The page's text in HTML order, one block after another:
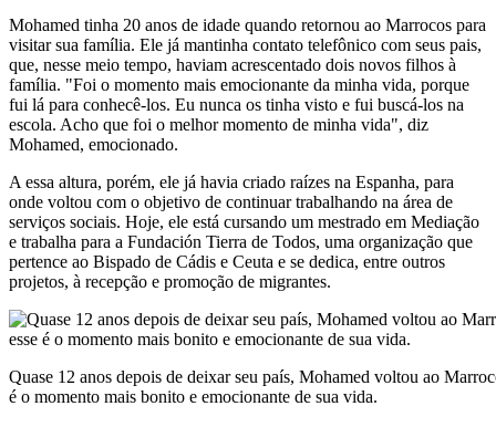
Mohamed tinha 20 anos de idade quando retornou ao Marrocos para
visitar sua família. Ele já mantinha contato telefônico com seus pais,
que, nesse meio tempo, haviam acrescentado dois novos filhos à
família. "Foi o momento mais emocionante da minha vida, porque
fui lá para conhecê-los. Eu nunca os tinha visto e fui buscá-los na
escola. Acho que foi o melhor momento de minha vida", diz
Mohamed, emocionado.
A essa altura, porém, ele já havia criado raízes na Espanha, para
onde voltou com o objetivo de continuar trabalhando na área de
serviços sociais. Hoje, ele está cursando um mestrado em Mediação
e trabalha para a Fundación Tierra de Todos, uma organização que
pertence ao Bispado de Cádis e Ceuta e se dedica, entre outros
projetos, à recepção e promoção de migrantes.
Quase 12 anos depois de deixar seu país, Mohamed voltou ao
é o momento mais bonito e emocionante de sua vida.